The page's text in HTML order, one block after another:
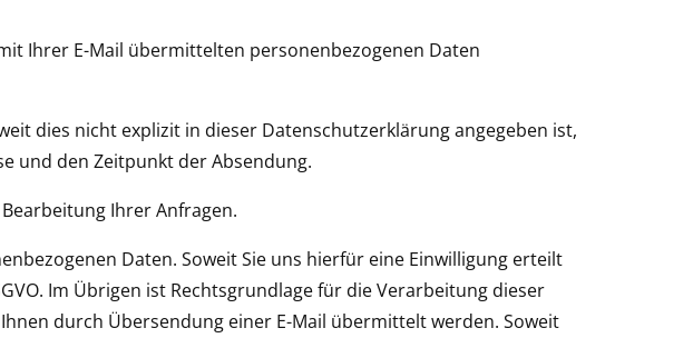
Ihrer E-Mail übermittelten personenbezogenen Daten
dies nicht explizit in dieser Datenschutzerklärung angegeben ist,
und den Zeitpunkt der Absendung.
Ihrer Anfragen.
Daten. Soweit Sie uns hierfür eine Einwilligung erteilt
Im Übrigen ist Rechtsgrundlage für die Verarbeitung dieser
durch Übersendung einer E-Mail übermittelt werden. Soweit